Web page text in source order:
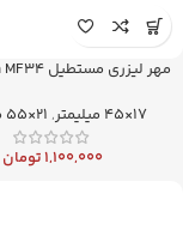
مهر لیزری مستطیل Mobiflash MF34
17×45 میلیمتر
, 21×55 میلیمتر
1,100,000تومان